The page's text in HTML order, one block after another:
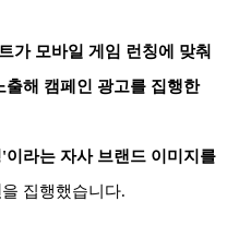
가 모바일 게임 런칭에 맞춰
해 캠페인 광고를 집행한
이라는 자사 브랜드 이미지를
을 집행했습니다.